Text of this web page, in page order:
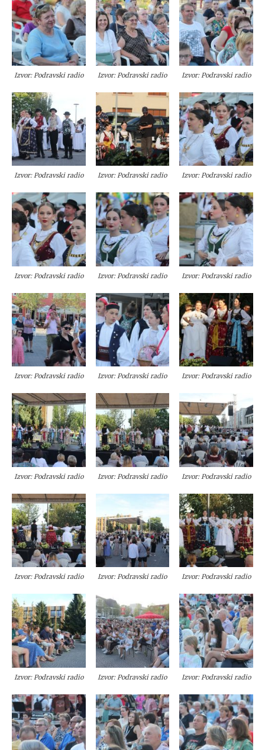
Izvor: Podravski radio Izvor: Podravski radio Izvor: Podravski radio
Izvor: Podravski radio Izvor: Podravski radio Izvor: Podravski radio
Izvor: Podravski radio Izvor: Podravski radio Izvor: Podravski radio
Izvor: Podravski radio Izvor: Podravski radio Izvor: Podravski radio
Izvor: Podravski radio Izvor: Podravski radio Izvor: Podravski radio
Izvor: Podravski radio Izvor: Podravski radio Izvor: Podravski radio
Izvor: Podravski radio Izvor: Podravski radio Izvor: Podravski radio